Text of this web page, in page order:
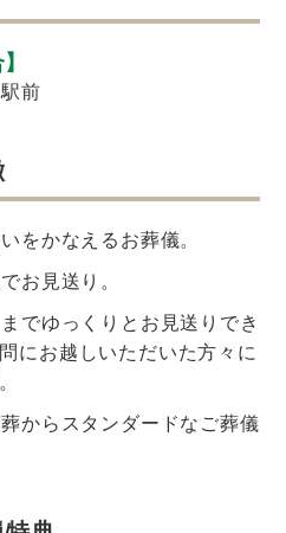
前
をかなえるお葬儀。
お見送り。
でゆっくりとお見送りでき
にお越しいただいた方々に
からスタンダードなご葬儀